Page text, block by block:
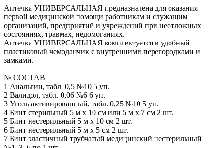
Аптечка УНИВЕРСАЛЬНАЯ предназначена для оказания
первой медицинской помощи работникам и служащим
организаций, предприятий и учреждений при неотложных
состояниях, травмах, недомоганиях.
Аптечка УНИВЕРСАЛЬНАЯ комплектуется в удобный
пластиковый чемоданчик с внутренними перегородками и
замками.
№ СОСТАВ
1 Анальгин, табл. 0,5 №10 5 уп.
2 Валидол, табл. 0,06 №6 6 уп.
3 Уголь активированный, табл. 0,25 №10 5 уп.
4 Бинт стерильный 5 м х 10 см или 5 м x 7 см 2 шт.
5 Бинт нестерильный 5 м х 10 см 2 шт.
6 Бинт нестерильный 5 м х 5 см 2 шт.
7 Бинт эластичный трубчатый медицинский нестерильный